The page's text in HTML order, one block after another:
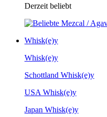
Derzeit beliebt
Whisk(e)y
Whisk(e)y
Schottland Whisk(e)y
USA Whisk(e)y
Japan Whisk(e)y